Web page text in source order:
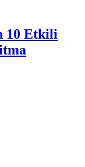
10 Etkili